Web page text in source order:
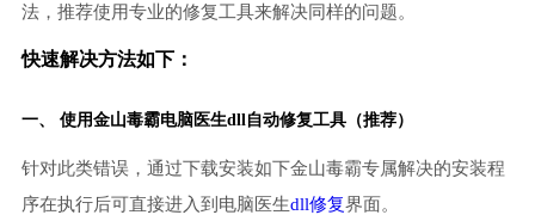
法，推荐使用专业的修复工具来解决同样的问题。
快速解决方法如下：
一、 使用金山毒霸电脑医生dll自动修复工具（推荐）
针对此类错误，通过下载安装如下金山毒霸专属解决的安装程
序在执行后可直接进入到电脑医生dll修复界面。